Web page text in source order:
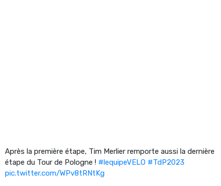
Après la première étape, Tim Merlier remporte aussi la dernière
étape du Tour de Pologne ! #lequipeVELO #TdP2023
pic.twitter.com/WPv8tRNtKg